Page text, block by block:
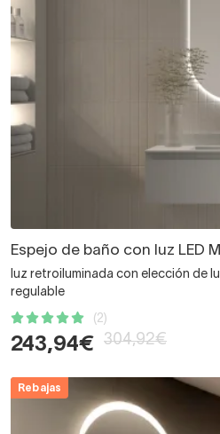
Espejo de baño con luz LED
luz retroiluminada con elección de
regulable
(2)
243,94€ 304,92€
Rebajas